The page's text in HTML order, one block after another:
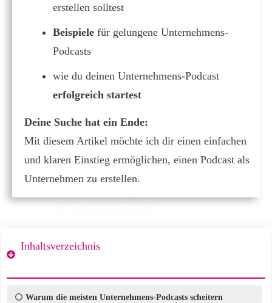
erstellen solltest
Beispiele für gelungene Unternehmens-
Podcasts
wie du deinen Unternehmens-Podcast
erfolgreich startest
Deine Suche hat ein Ende:
Mit diesem Artikel möchte ich dir einen einfachen
und klaren Einstieg ermöglichen, einen Podcast als
Unternehmen zu erstellen.
Inhaltsverzeichnis
Warum die meisten Unternehmens-Podcasts scheitern